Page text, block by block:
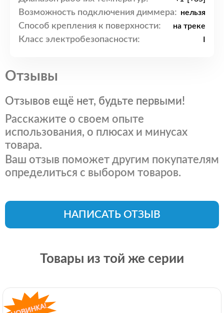
Возможность подключения диммера: нельзя
Способ крепления к поверхности: на треке
Класс электробезопасности:
Отзывы
Отзывов ещё нет, будьте первыми!
Расскажите о своем опыте
использования, о плюсах и минусах
товара.
Ваш отзыв поможет другим покупателям
определиться с выбором товаров.
НАПИСАТЬ ОТЗЫВ
Товары из той же серии